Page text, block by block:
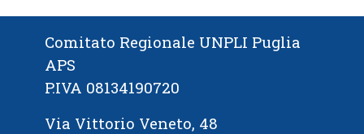
Comitato Regionale UNPLI Puglia
APS
P.IVA 08134190720
Via Vittorio Veneto, 48